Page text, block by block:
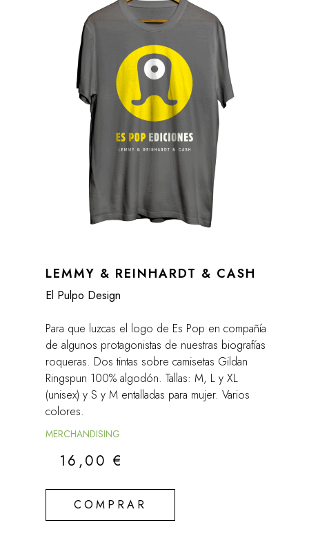
LEMMY & REINHARDT & CASH
El Pulpo Design
Para que luzcas el logo de Es Pop en compañía
de algunos protagonistas de nuestras biografías
roqueras. Dos tintas sobre camisetas Gildan
Ringspun 100% algodón. Tallas: M, L y XL
(unisex) y S y M entalladas para mujer. Varios
colores.
MERCHANDISING
16,00€
COMPRAR